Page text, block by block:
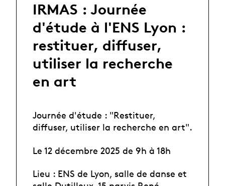
IRMAS : Journée
d'étude à l'ENS Lyon :
restituer, diffuser,
utiliser la recherche
en art
Journée d'étude : "Restituer,
diffuser, utiliser la recherche en art".
Le 12 décembre 2025 de 9h à 18h
Lieu : ENS de Lyon, salle de danse et